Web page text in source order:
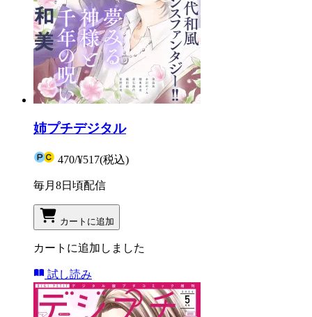
姉プチデジタル
470/¥517(税込)
毎月8日頃配信
カートに追加
カートに追加しました
試し読み